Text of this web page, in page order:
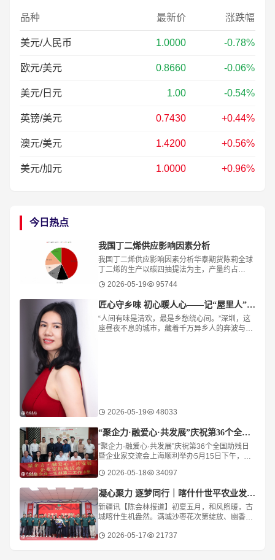
品种 最新价 涨跌幅
美元/人民币 1.0000 -0.78%
欧元/美元 0.8660 -0.06%
美元/日元 1.00 -0.54%
英镑/美元 0.7430 +0.44%
澳元/美元 1.4200 +0.56%
美元/加元 1.0000 +0.96%
今日热点
我国丁二烯供应影响因素分析
我国丁二烯供应影响因素分析华泰期货陈莉全球
丁二烯的生产以碳四抽提法为主，产量约占
95%，辅以丁烯/丁烷脱氢法。C4主要是乙烯裂
解过程中伴生出来的产物，因此，丁二烯的供应
跟其自
2026-05-19 95744
​匠心守乡味 初心暖人心——记“屋里人”湖北菜创始人张旭花
“人间有味是清欢，最是乡愁绕心间。”深圳，这
座昼夜不息的城市，藏着千万异乡人的奔波与梦
2026-05-19 48033
“聚企力·融爱心·共发展”庆祝第36个全国助残日
“聚企力·融爱心·共发展”庆祝第36个全国助残日
暨企业家交流会上海顺利举办5月15日下午，在
发展”残健融合企业家交流会在“
2026-05-18 34097
凝心聚力 逐梦同行｜喀什什世平农业发展（集团）举行主题团建活动
新疆讯【陈会林报道】初夏五月，和风煦暖，古
城喀什生机盎然。满城沙枣花次第绽放、幽香四
香满城，绘就出南疆大地硕果初绽、欣欣向荣的
2026-05-17 21737